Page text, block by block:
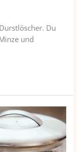
Du
und